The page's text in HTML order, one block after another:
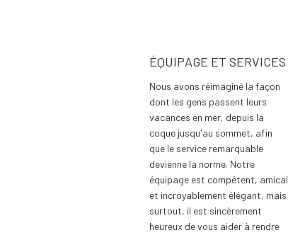
ÉQUIPAGE ET SERVICES
Nous avons réimaginé la façon
dont les gens passent leurs
vacances en mer, depuis la
coque jusqu'au sommet, afin
que le service remarquable
devienne la norme. Notre
équipage est compétent, amical
et incroyablement élégant, mais
surtout, il est sincèrement
heureux de vous aider à rendre